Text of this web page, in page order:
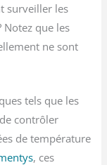
surveiller les
Notez que les
ne sont
tels que les
contrôler
de température
, ces